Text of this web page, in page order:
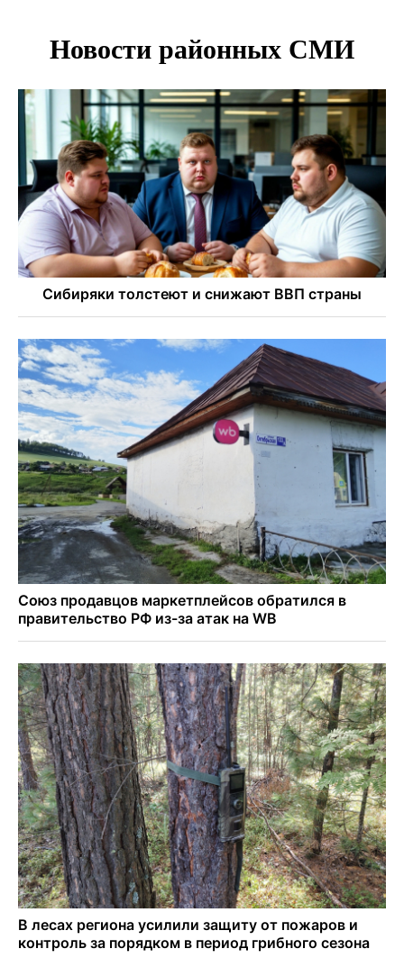
Новосибирцам объяснили новые правила сверхурочной
Новосибирский пенсионер насмерть забил тростью
пьющего сына подруги
Площадь у Монумента Славы в Новосибирске пошла
трещинами сразу после ремонта